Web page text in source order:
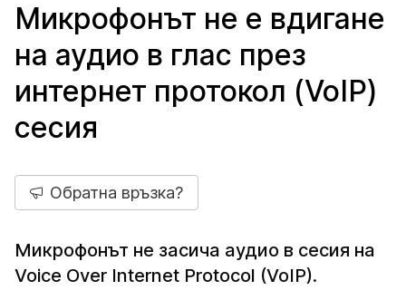
Микрофонът не е вдигане
на аудио в глас през
интернет протокол (VoIP)
сесия
Обратна връзка?
Микрофонът не засича аудио в сесия на
Voice Over Internet Protocol (VoIP).